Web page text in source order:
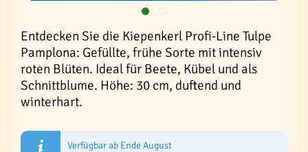
Entdecken Sie die Kiepenkerl Profi-Line Tulpe
Pamplona: Gefüllte, frühe Sorte mit intensiv
roten Blüten. Ideal für Beete, Kübel und als
Schnittblume. Höhe: 30 cm, duftend und
winterhart.
Verfügbar ab Ende August